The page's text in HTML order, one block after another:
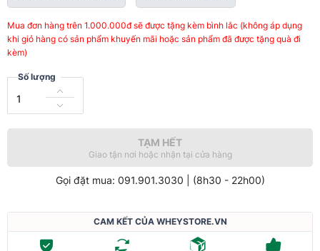
Mua đơn hàng trên 1.000.000đ sẽ được tặng kèm bình lắc (không áp dụng
khi giỏ hàng có sản phẩm khuyến mãi hoặc sản phẩm đã được tặng quà đi
kèm)
Số lượng
TẠM HẾT
Giao tận nơi hoặc nhận tại cửa hàng
Gọi đặt mua: 091.901.3030 | (8h30 - 22h00)
CAM KẾT CỦA WHEYSTORE.VN